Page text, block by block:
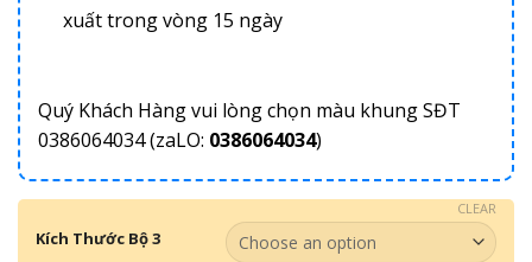
xuất trong vòng 15 ngày
Quý Khách Hàng vui lòng chọn màu khung SĐT
0386064034 (zaLO: 0386064034)
Kích Thước Bộ 3
CLEAR